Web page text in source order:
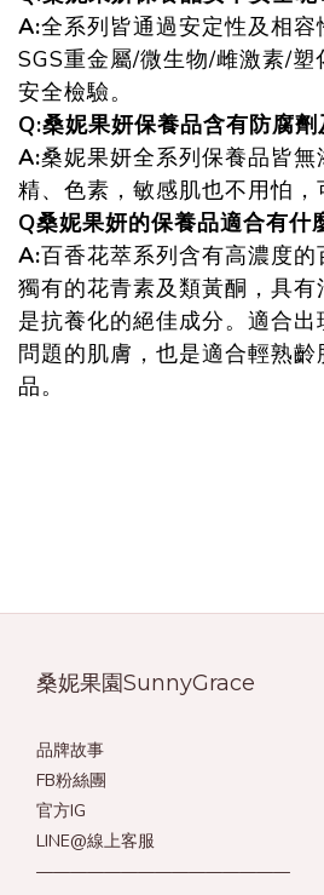
A:全系列皆通過安定性及相容
SGS重金屬/微生物/雌激素/
安全檢驗。
Q:桑妮果妍保養品含有防腐劑
A:桑妮果妍全系列保養品皆
精、色素，敏感肌也不用怕，
Q桑妮果妍的保養品適合有什
A:百香花萃系列含有高濃度的
獨有的花青素及類黃酮，具有
是抗養化的絕佳成分。適合
問題的肌膚，也是適合輕熟
品。
桑妮果園SunnyGrace
品牌故事
FB粉絲團
官方IG
LINE@線上客服
———————————————